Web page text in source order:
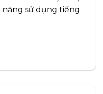
năng sử dụng tiếng